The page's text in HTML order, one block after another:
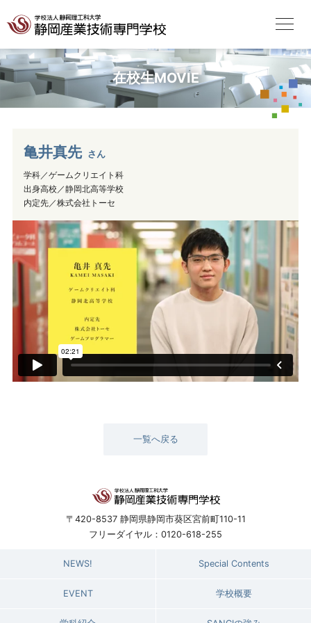
在校生MOVIE
亀井真先 さん
学科／ゲームクリエイト科
出身高校／静岡北高等学校
内定先／株式会社トーセ
一覧へ戻る
〒420-8537 静岡県静岡市葵区宮前町110-11
フリーダイヤル：0120-618-255
NEWS! Special Contents
EVENT 学校概要